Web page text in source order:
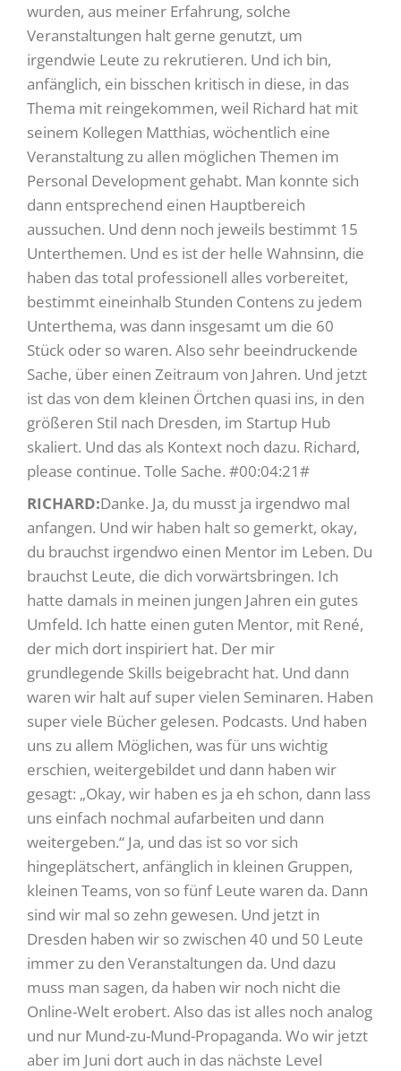
wurden, aus meiner Erfahrung, solche
Veranstaltungen halt gerne genutzt, um
irgendwie Leute zu rekrutieren. Und ich bin,
anfänglich, ein bisschen kritisch in diese, in das
Thema mit reingekommen, weil Richard hat mit
seinem Kollegen Matthias, wöchentlich eine
Veranstaltung zu allen möglichen Themen im
Personal Development gehabt. Man konnte sich
dann entsprechend einen Hauptbereich
aussuchen. Und denn noch jeweils bestimmt 15
Unterthemen. Und es ist der helle Wahnsinn, die
haben das total professionell alles vorbereitet,
bestimmt eineinhalb Stunden Contens zu jedem
Unterthema, was dann insgesamt um die 60
Stück oder so waren. Also sehr beeindruckende
Sache, über einen Zeitraum von Jahren. Und jetzt
ist das von dem kleinen Örtchen quasi ins, in den
größeren Stil nach Dresden, im Startup Hub
skaliert. Und das als Kontext noch dazu. Richard,
please continue. Tolle Sache. #00:04:21#
RICHARD:Danke. Ja, du musst ja irgendwo mal
anfangen. Und wir haben halt so gemerkt, okay,
du brauchst irgendwo einen Mentor im Leben. Du
brauchst Leute, die dich vorwärtsbringen. Ich
hatte damals in meinen jungen Jahren ein gutes
Umfeld. Ich hatte einen guten Mentor, mit René,
der mich dort inspiriert hat. Der mir
grundlegende Skills beigebracht hat. Und dann
waren wir halt auf super vielen Seminaren. Haben
super viele Bücher gelesen. Podcasts. Und haben
uns zu allem Möglichen, was für uns wichtig
erschien, weitergebildet und dann haben wir
gesagt: „Okay, wir haben es ja eh schon, dann lass
uns einfach nochmal aufarbeiten und dann
weitergeben.“ Ja, und das ist so vor sich
hingeplätschert, anfänglich in kleinen Gruppen,
kleinen Teams, von so fünf Leute waren da. Dann
sind wir mal so zehn gewesen. Und jetzt in
Dresden haben wir so zwischen 40 und 50 Leute
immer zu den Veranstaltungen da. Und dazu
muss man sagen, da haben wir noch nicht die
Online-Welt erobert. Also das ist alles noch analog
und nur Mund-zu-Mund-Propaganda. Wo wir jetzt
aber im Juni dort auch in das nächste Level